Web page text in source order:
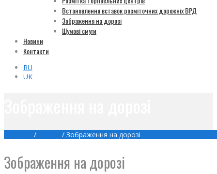
Встановлення вставок розміточних дорожніх ВРД
Зображення на дорозі
Шумові смуги
Новини
Контакти
RU
UK
/ / Зображення на дорозі
Зображення на дорозі